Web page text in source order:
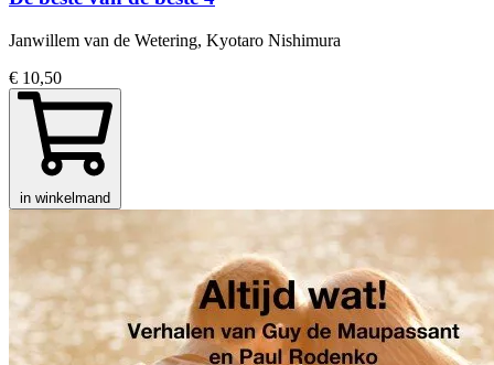
Janwillem van de Wetering, Kyotaro Nishimura
€ 10,50
in winkelmand